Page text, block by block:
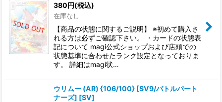
380円(税込)
在庫なし
【商品の状態に関するご説明】 ※初めて購入さ
れる方は必ずご確認下さい。 ・カードの状態表
記について magi公式ショップおよび店頭での
状態基準に合わせたランク設定となっておりま
す。 詳細はmagi状…
ウリムー (AR) {106/100} [SV9/バトルパート
ナーズ] [SV]